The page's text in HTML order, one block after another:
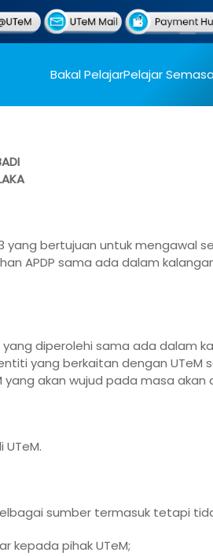
Bakal PelajarPelajar
yang bertujuan untuk mengawal
APDP sama ada dalam
diperolehi sama ada dalam
yang berkaitan dengan UTeM
yang akan wujud pada masa akan
sumber termasuk tetapi
kepada pihak UTeM;